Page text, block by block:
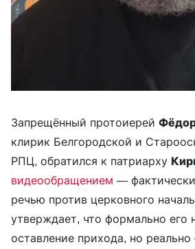
Запрещённый протоиерей
клирик Белгородской и
РПЦ, обратился к патриарху
видеообращением —
речью против церковного
утверждает, что формально его
оставление прихода, но